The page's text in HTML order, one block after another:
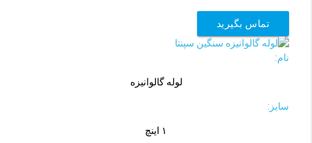
تماس بگیرید
نام:
لوله گالوانیزه
سایز:
۱ اینچ